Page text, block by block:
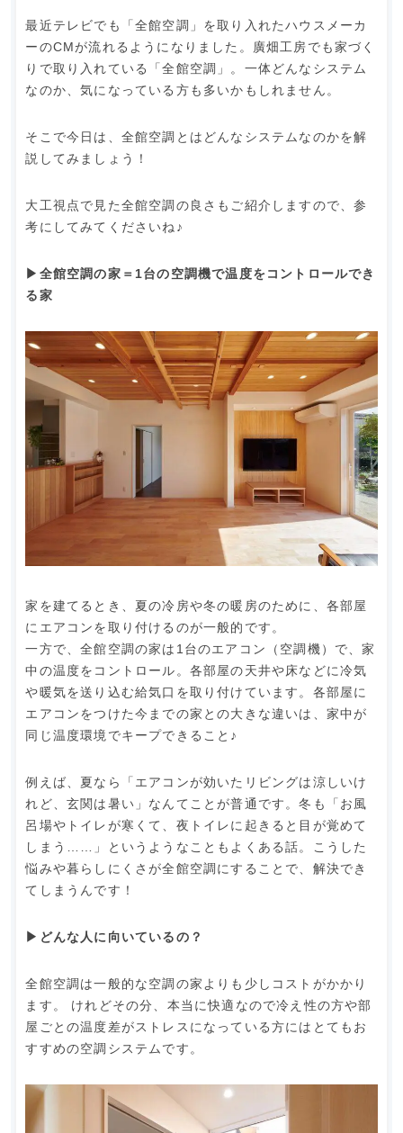
最近テレビでも「全館空調」を取り入れたハウスメーカ
ーのCMが流れるようになりました。廣畑工房でも家づく
りで取り入れている「全館空調」。一体どんなシステム
なのか、気になっている方も多いかもしれません。
そこで今日は、全館空調とはどんなシステムなのかを解
説してみましょう！
大工視点で見た全館空調の良さもご紹介しますので、参
考にしてみてくださいね♪
▶︎全館空調の家＝1台の空調機で温度をコントロールでき
る家
家を建てるとき、夏の冷房や冬の暖房のために、各部屋
にエアコンを取り付けるのが一般的です。
一方で、全館空調の家は1台のエアコン（空調機）で、家
中の温度をコントロール。各部屋の天井や床などに冷気
や暖気を送り込む給気口を取り付けています。各部屋に
エアコンをつけた今までの家との大きな違いは、家中が
同じ温度環境でキープできること♪
例えば、夏なら「エアコンが効いたリビングは涼しいけ
れど、玄関は暑い」なんてことが普通です。冬も「お風
呂場やトイレが寒くて、夜トイレに起きると目が覚めて
しまう……」というようなこともよくある話。こうした
悩みや暮らしにくさが全館空調にすることで、解決でき
てしまうんです！
▶︎どんな人に向いているの？
全館空調は一般的な空調の家よりも少しコストがかかり
ます。 けれどその分、本当に快適なので冷え性の方や部
屋ごとの温度差がストレスになっている方にはとてもお
すすめの空調システムです。